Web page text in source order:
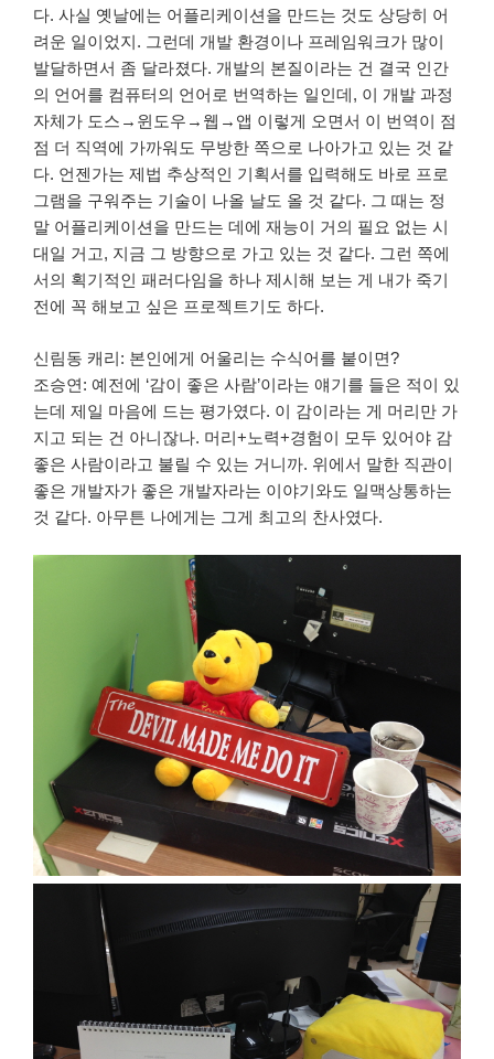
다. 사실 옛날에는 어플리케이션을 만드는 것도 상당히 어
려운 일이었지. 그런데 개발 환경이나 프레임워크가 많이
발달하면서 좀 달라졌다. 개발의 본질이라는 건 결국 인간
의 언어를 컴퓨터의 언어로 번역하는 일인데, 이 개발 과정
자체가 도스→윈도우→웹→앱 이렇게 오면서 이 번역이 점
점 더 직역에 가까워도 무방한 쪽으로 나아가고 있는 것 같
다. 언젠가는 제법 추상적인 기획서를 입력해도 바로 프로
그램을 구워주는 기술이 나올 날도 올 것 같다. 그 때는 정
말 어플리케이션을 만드는 데에 재능이 거의 필요 없는 시
대일 거고, 지금 그 방향으로 가고 있는 것 같다. 그런 쪽에
서의 획기적인 패러다임을 하나 제시해 보는 게 내가 죽기
전에 꼭 해보고 싶은 프로젝트기도 하다.
신림동 캐리: 본인에게 어울리는 수식어를 붙이면?
조승연: 예전에 ‘감이 좋은 사람’이라는 얘기를 들은 적이 있
는데 제일 마음에 드는 평가였다. 이 감이라는 게 머리만 가
지고 되는 건 아니잖나. 머리+노력+경험이 모두 있어야 감
좋은 사람이라고 불릴 수 있는 거니까. 위에서 말한 직관이
좋은 개발자가 좋은 개발자라는 이야기와도 일맥상통하는
것 같다. 아무튼 나에게는 그게 최고의 찬사였다.